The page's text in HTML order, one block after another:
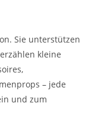
Sie unterstützen
kleine
– jede
und zum